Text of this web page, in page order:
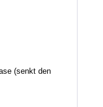
(senkt den